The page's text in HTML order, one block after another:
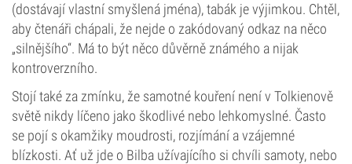
(dostávají vlastní smyšlená jména), tabák je výjimkou. Chtěl,
aby čtenáři chápali, že nejde o zakódovaný odkaz na něco
„silnějšího“. Má to být něco důvěrně známého a nijak
kontroverzního.
Stojí také za zmínku, že samotné kouření není v Tolkienově
světě nikdy líčeno jako škodlivé nebo lehkomyslné. Často
se pojí s okamžiky moudrosti, rozjímání a vzájemné
blízkosti. Ať už jde o Bilba užívajícího si chvíli samoty, nebo